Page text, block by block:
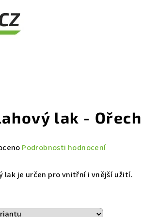
lak - Ořech
Podrobnosti hodnocení
lak je určen pro vnitřní i vnější užití.